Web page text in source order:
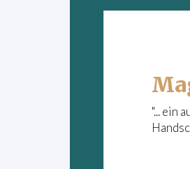
"... ein